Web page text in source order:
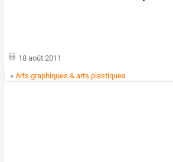
18 août 2011
»Arts graphiques & arts plastiques